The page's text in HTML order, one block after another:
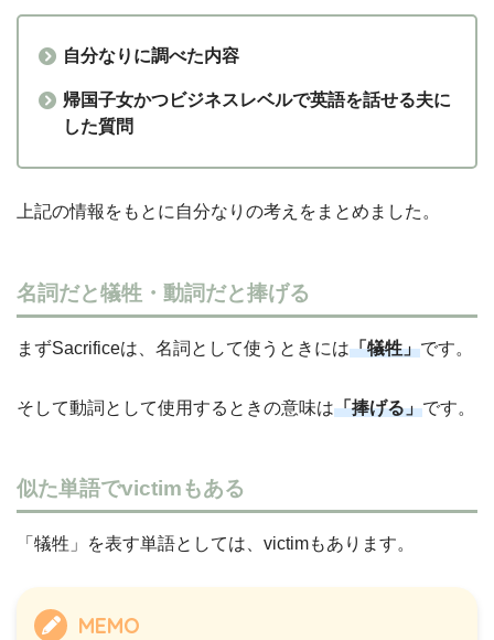
自分なりに調べた内容
帰国子女かつビジネスレベルで英語を話せる夫に
した質問
上記の情報をもとに自分なりの考えをまとめました。
名詞だと犠牲・動詞だと捧げる
まずSacrificeは、名詞として使うときには「犠牲」です。
そして動詞として使用するときの意味は「捧げる」です。
似た単語でvictimもある
「犠牲」を表す単語としては、victimもあります。
MEMO